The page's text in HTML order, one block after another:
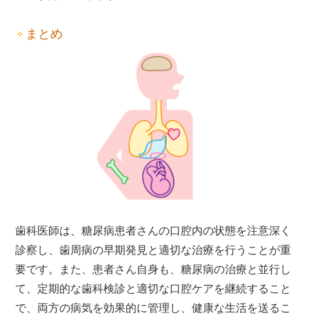
まとめ
歯科医師は、糖尿病患者さんの口腔内の状態を注意深く
診察し、歯周病の早期発見と適切な治療を行うことが重
要です。また、患者さん自身も、糖尿病の治療と並行し
て、定期的な歯科検診と適切な口腔ケアを継続すること
で、両方の病気を効果的に管理し、健康な生活を送るこ